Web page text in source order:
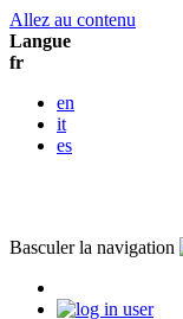
Allez au contenu
Langue
fr
en
it
es
Basculer la navigation